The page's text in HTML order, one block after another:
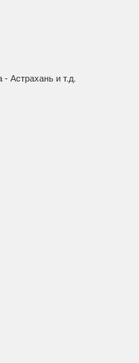
Астрахань и т.д.